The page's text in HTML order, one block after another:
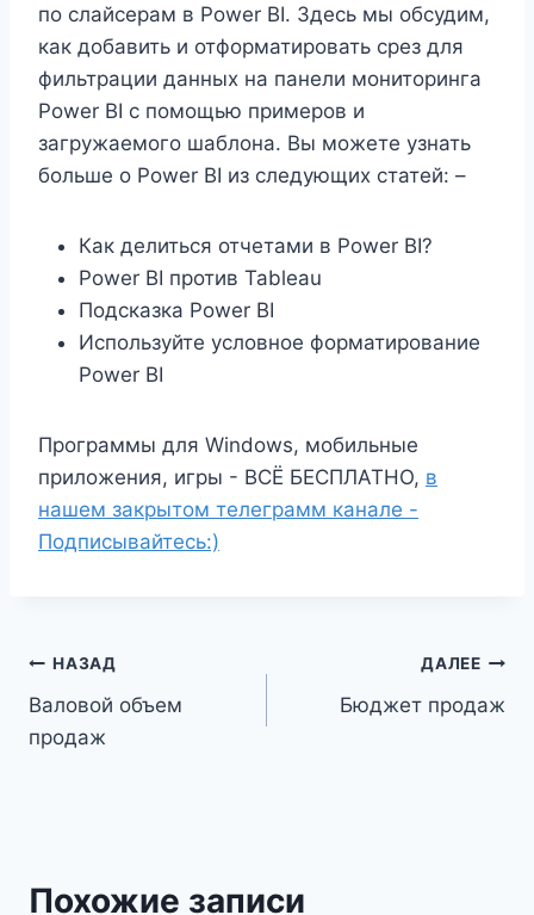
по слайсерам в Power BI. Здесь мы обсудим,
как добавить и отформатировать срез для
фильтрации данных на панели мониторинга
Power BI с помощью примеров и
загружаемого шаблона. Вы можете узнать
больше о Power BI из следующих статей: –
Как делиться отчетами в Power BI?
Power BI против Tableau
Подсказка Power BI
Используйте условное форматирование
Power BI
Программы для Windows, мобильные
приложения, игры - ВСЁ БЕСПЛАТНО, в
нашем закрытом телеграмм канале -
Подписывайтесь:)
Навигация
по
НАЗАД
Валовой объем
продаж
ДАЛЕЕ
Бюджет продаж
Похожие записи